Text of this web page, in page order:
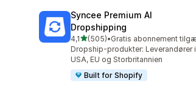
Syncee Premium AI
Dropshipping
4,1ud af 5 stjerner
(505)
505 anmeldelser i alt
•
Dropship-produkter: Leverandører i
USA, EU og Storbritannien
Built for Shopify